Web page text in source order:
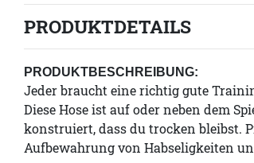
PRODUKTDETAILS
PRODUKTBESCHREIBUNG:
Jeder braucht eine richtig gute
Diese Hose ist auf oder neben dem
konstruiert, dass du trocken bleibst.
Aufbewahrung von Habseligkeiten